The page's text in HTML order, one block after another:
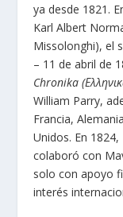
ya desde 1821.
Karl Albert
Missolonghi), el
– 11 de abril de
Chronika (
William Parry,
Francia,
Unidos. En
colaboró con
solo con apoyo
interés